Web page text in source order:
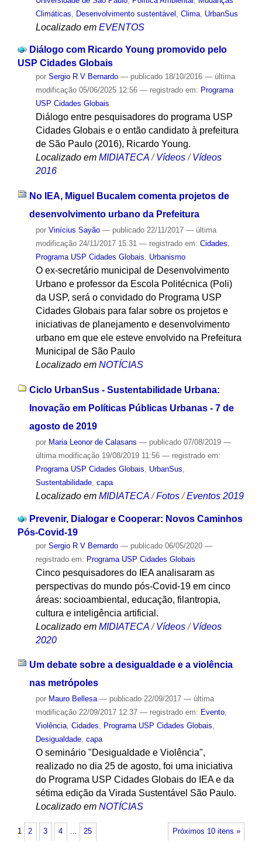
Climáticas
Desenvolvimento sustentável Clima, UrbanSus
Localizado em EVENTOS
Diálogo com Ricardo Young promovido pelo
USP Cidades Globais
por Sergio R V Bernardo — publicado18/10/2016 — última
modificação05/06/2025 12:56 — registrado em: Programa
USP Cidades Globais
Diálogo entre pesquisadores do programa USP
Cidades Globais e o então candidato à prefeitura
de São Paulo (2016), Ricardo Young.
Localizado em MIDIATECA / Vídeos / Vídeos
2016
No IEA, Miguel Bucalem comenta projetos de
desenvolvimento urbano da Prefeitura
por Vinícius Sayão — publicado22/11/2017 — última
modificação24/11/2017 15:31 — registrado em: Cidades,
Programa USP Cidades Globais, Urbanismo
O ex-secretário municipal de Desenvolvimento
Urbano e professor da Escola Politécnica (Poli)
da USP, será o convidado do Programa USP
Cidades Globais para falar sobre os projetos e
iniciativas de planejamento e desenvolvimento
urbano em que ele esteve envolvido na Prefeitura
Municipal de São Paulo
Localizado em NOTÍCIAS
Ciclo UrbanSus - Sustentabilidade Urbana:
Inovação em Políticas Públicas Urbanas - 7 de
agosto de 2019
por Maria Leonor de Calasans — publicado07/08/2019 —
última modificação19/08/2019 11:56 — registrado em:
Programa USP Cidades Globais
UrbanSus
Sustentabilidade, capa
Localizado em MIDIATECA /Fotos /Eventos 2019
Prevenir, Dialogar e Cooperar: Novos Caminhos
Pós-Covid-19
por Sergio R V Bernardo — publicado06/05/2020 —
registrado em: Programa USP Cidades Globais
Cinco pesquisadores do IEA analisaram as
perspectivas do mundo pós-Covid-19 em cinco
áreas: socioambiental, educação, filantropia,
cultura e inteligência artificial.
Localizado em MIDIATECA /Vídeos /Vídeos
2020
Um debate sobre a desigualdade e a violência
nas metrópoles
por Mauro Bellesa — publicado22/09/2017 — última
modificação22/09/2017 12:37 — registrado em: Evento,
Violência, Cidades, Programa USP Cidades Globais,
Desigualdade, capa
O seminário "Desigualdade e Violência",
realizado no dia 25 de agosto, foi uma iniciativa
do Programa USP Cidades Globais do IEA e da
sétima edição da Virada Sustentável São Paulo.
Localizado em NOTÍCIAS
Próximos 10 itens »
1 2 3 4 … 25